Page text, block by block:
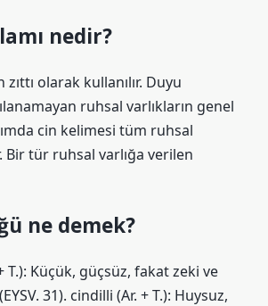
nedir?
olarak kullanılır. Duyu
ruhsal varlıkların genel
cin kelimesi tüm ruhsal
Bir tür ruhsal varlığa verilen
ne demek?
T.): Küçük, güçsüz, fakat zeki ve
31). cindilli (Ar. + T.): Huysuz,